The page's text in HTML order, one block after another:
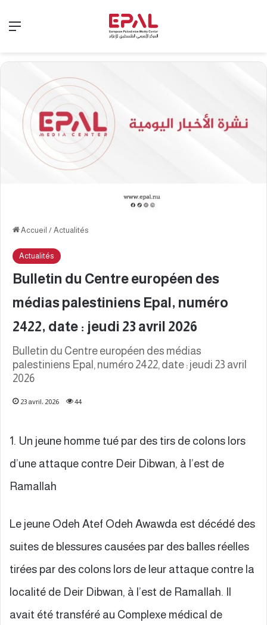
Accueil / Actualités
Actualités
Bulletin du Centre européen des
médias palestiniens Epal, numéro
2422, date : jeudi 23 avril 2026
Bulletin du Centre européen des médias
palestiniens Epal, numéro 2422, date : jeudi 23 avril
2026
23 avril، 2026 44
1. Un jeune homme tué par des tirs de colons lors
d’une attaque contre Deir Dibwan, à l’est de
Ramallah
Le jeune Odeh Atef Odeh Awawda est décédé des
suites de blessures causées par des balles réelles
tirées par des colons lors de leur attaque contre la
localité de Deir Dibwan, à l’est de Ramallah. Il
avait été transféré au Complexe médical de